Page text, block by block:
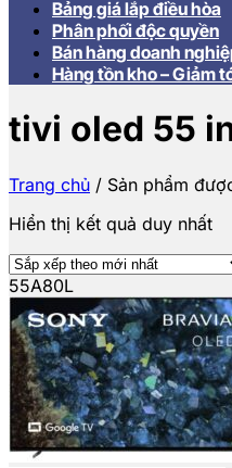
Bảng giá lắp điều hòa
Phân phối độc quyền
Bán hàng doanh
Hàng tồn kho – Giảm
tivi oled 55
Trang chủ / Sản phẩm
Hiển thị kết quả duy nhất
55A80L